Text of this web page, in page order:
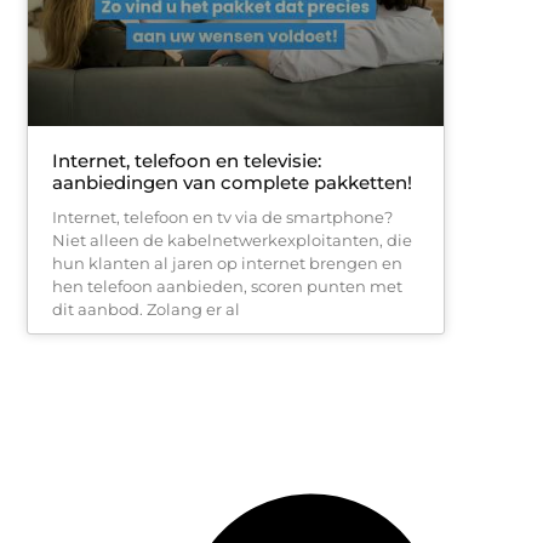
Internet, telefoon en televisie:
aanbiedingen van complete pakketten!
Internet, telefoon en tv via de smartphone?
Niet alleen de kabelnetwerkexploitanten, die
hun klanten al jaren op internet brengen en
hen telefoon aanbieden, scoren punten met
dit aanbod. Zolang er al